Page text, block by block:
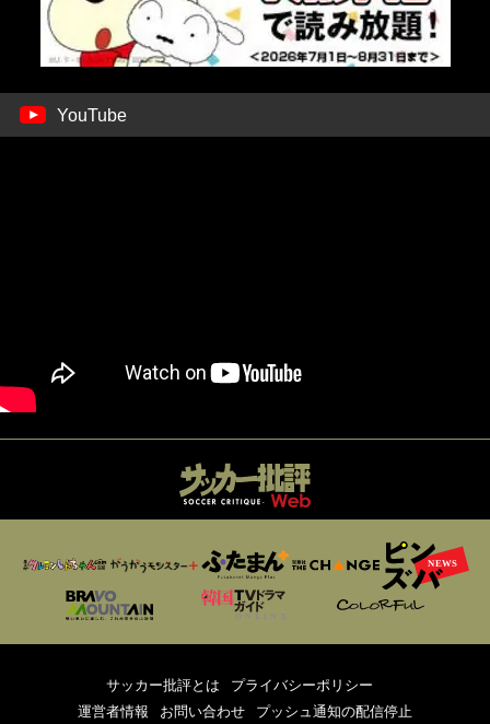
YouTube
サッカー批評とは
プライバシーポリシー
運営者情報
お問い合わせ プッシュ通知の配信停止